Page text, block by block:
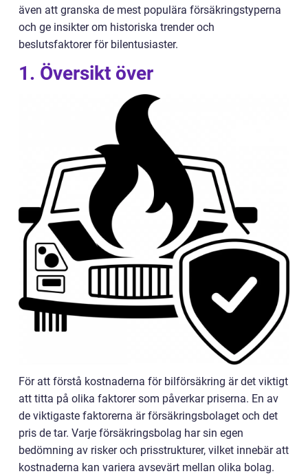
även att granska de mest populära försäkringstyperna
och ge insikter om historiska trender och
beslutsfaktorer för bilentusiaster.
1. Översikt över
För att förstå kostnaderna för bilförsäkring är det viktigt
att titta på olika faktorer som påverkar priserna. En av
de viktigaste faktorerna är försäkringsbolaget och det
pris de tar. Varje försäkringsbolag har sin egen
bedömning av risker och prisstrukturer, vilket innebär att
kostnaderna kan variera avsevärt mellan olika bolag.